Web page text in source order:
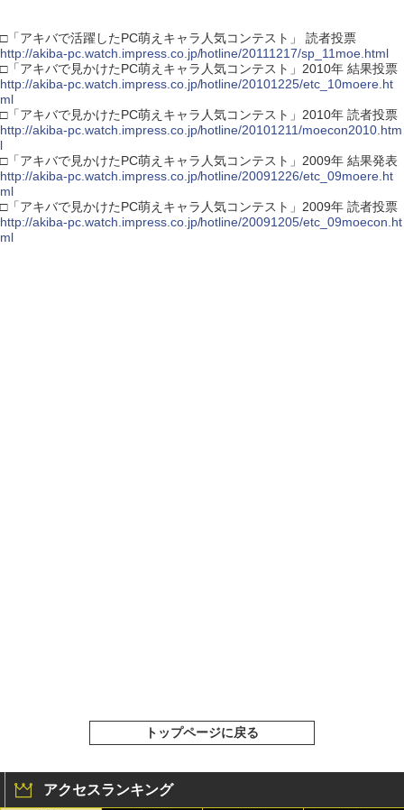
□「アキバで活躍したPC萌えキャラ人気コンテスト」 読者投票
http://akiba-pc.watch.impress.co.jp/hotline/20111217/sp_11moe.html
□「アキバで見かけたPC萌えキャラ人気コンテスト」2010年 結果投票
http://akiba-pc.watch.impress.co.jp/hotline/20101225/etc_10moere.ht
ml
□「アキバで見かけたPC萌えキャラ人気コンテスト」2010年 読者投票
http://akiba-pc.watch.impress.co.jp/hotline/20101211/moecon2010.htm
l
□「アキバで見かけたPC萌えキャラ人気コンテスト」2009年 結果発表
http://akiba-pc.watch.impress.co.jp/hotline/20091226/etc_09moere.ht
ml
□「アキバで見かけたPC萌えキャラ人気コンテスト」2009年 読者投票
http://akiba-pc.watch.impress.co.jp/hotline/20091205/etc_09moecon.ht
ml
トップページに戻る
アクセスランキング